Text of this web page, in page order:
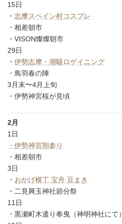
15日
・ 志摩スペイン村コスプレ
・相差朝市
・VISON燦燦朝市
29日
・ 伊勢志摩・潮騒ロゲイニング
・鳥羽春の陣
3月末〜4月上旬
・伊勢神宮桜が見頃
2月
1日
・伊勢神宮朔参り
・相差朝市
3日
・ おかげ横丁.宝舟 豆まき
・二見興玉神社節分祭
11日
・黒瀬町木遣り奉曳（神明神社にて）